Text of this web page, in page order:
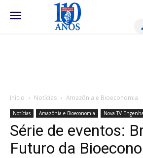
Início Notícias Amazônia e Bioeconomia
Notícias Amazônia e Bioeconomia Nova TV
Série de eventos:
Futuro da